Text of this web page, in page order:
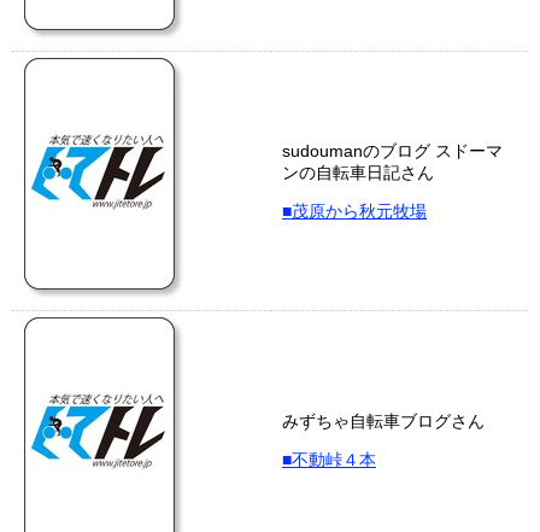
sudoumanのブログ スドーマ
ンの自転車日記さん
■茂原から秋元牧場
みずちゃ自転車ブログさん
■不動峠４本